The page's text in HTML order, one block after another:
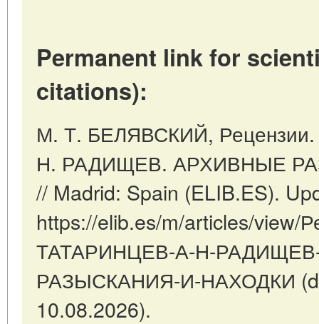
Permanent link for
citations):
М. Т. БЕЛЯВСКИЙ,
Н. РАДИЩЕВ. АРХИВНЫЕ
// Madrid: Spain (ELIB.ES).
https://elib.es/m/articles/view/
ТАТАРИНЦЕВ-А-Н-
РАЗЫСКАНИЯ-И-НАХОДКИ
10.08.2026).